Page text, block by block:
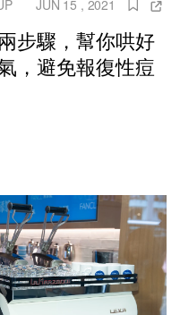
JUN 15 , 2021
步驟，幫你哄好
，避免報復性痘